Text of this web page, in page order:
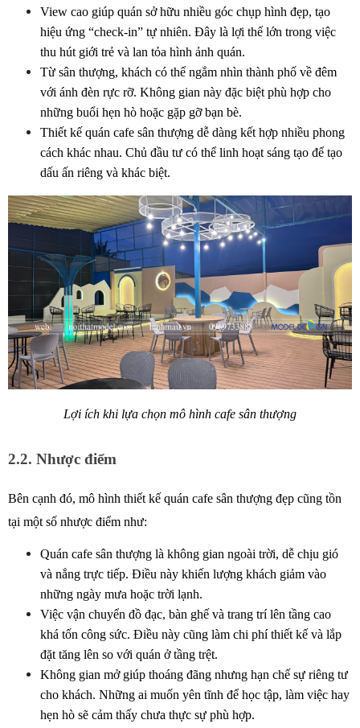
View cao giúp quán sở hữu nhiều góc chụp hình đẹp, tạo
hiệu ứng “check-in” tự nhiên. Đây là lợi thế lớn trong việc
thu hút giới trẻ và lan tỏa hình ảnh quán.
Từ sân thượng, khách có thể ngắm nhìn thành phố về đêm
với ánh đèn rực rỡ. Không gian này đặc biệt phù hợp cho
những buổi hẹn hò hoặc gặp gỡ bạn bè.
Thiết kế quán cafe sân thượng dễ dàng kết hợp nhiều phong
cách khác nhau. Chủ đầu tư có thể linh hoạt sáng tạo để tạo
dấu ấn riêng và khác biệt.
Lợi ích khi lựa chọn mô hình cafe sân thượng
2.2. Nhược điểm
Bên cạnh đó, mô hình thiết kế quán cafe sân thượng đẹp cũng tồn
tại một số nhược điểm như:
Quán cafe sân thượng là không gian ngoài trời, dễ chịu gió
và nắng trực tiếp. Điều này khiến lượng khách giảm vào
những ngày mưa hoặc trời lạnh.
Việc vận chuyển đồ đạc, bàn ghế và trang trí lên tầng cao
khá tốn công sức. Điều này cũng làm chi phí thiết kế và lắp
đặt tăng lên so với quán ở tầng trệt.
Không gian mở giúp thoáng đãng nhưng hạn chế sự riêng tư
cho khách. Những ai muốn yên tĩnh để học tập, làm việc hay
hẹn hò sẽ cảm thấy chưa thực sự phù hợp.